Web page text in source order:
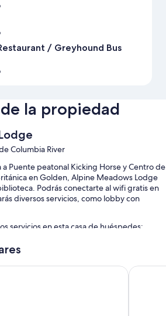
/ Greyhound Bus
la propiedad
Columbia River
a Puente peatonal Kicking Horse y Centro de
en Golden, Alpine Meadows Lodge
Podrás conectarte al wifi gratis en
diversos servicios, como lobby con
servicios en esta casa de huéspedes: